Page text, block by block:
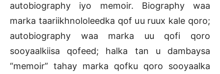
autobiography iyo memoir. Biography waa
marka taariikhnololeedka qof uu ruux kale qoro;
autobiography waa marka uu qofi qoro
sooyaalkiisa qofeed; halka tan u dambaysa
“memoir” tahay marka qofku qoro sooyaalka